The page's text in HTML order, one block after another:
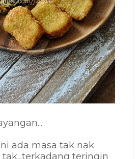
ada masa tak nak
teringin